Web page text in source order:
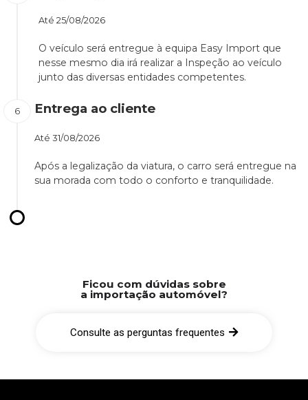
Até 25/08/2026
O veículo será entregue à equipa Easy Import que
nesse mesmo dia irá realizar a Inspeção ao veículo
junto das diversas entidades competentes.
Entrega ao cliente
Até 31/08/2026
Após a legalização da viatura, o carro será entregue na
sua morada com todo o conforto e tranquilidade.
Ficou com dúvidas sobre
a importação automóvel?
Consulte as perguntas frequentes